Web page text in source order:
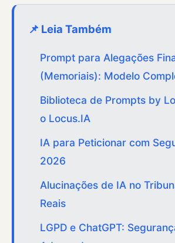
📌 Leia Também
Prompt para Alegações
(Memoriais): Modelo
Biblioteca de Prompts by
o Locus.IA
IA para Peticionar com
2026
Alucinações de IA no
Reais
LGPD e ChatGPT: